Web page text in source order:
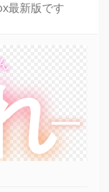
最新版です